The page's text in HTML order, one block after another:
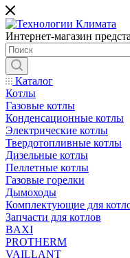
Интернет-магазин
Каталог
Котлы
Газовые котлы
Конденсационные котлы
Электрические котлы
Твердотопливные котлы
Дизельные котлы
Пеллетные котлы
Газовые горелки
Дымоходы
Комплектующие для
Запчасти для котлов
BAXI
PROTHERM
VAILLANT